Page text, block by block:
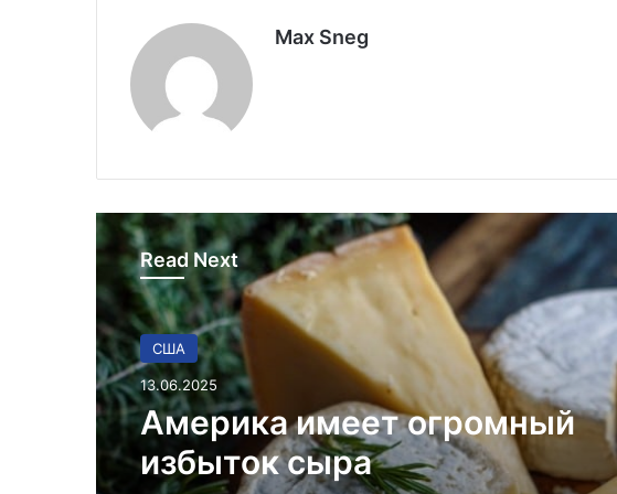
Max Sneg
Read Next
В мире
26.03.2025
Удивительные факты о
Флориде